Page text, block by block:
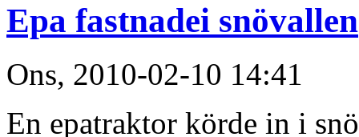
Epa fastnadei snövallen
Ons, 2010-02-10 14:41
En epatraktor körde in i